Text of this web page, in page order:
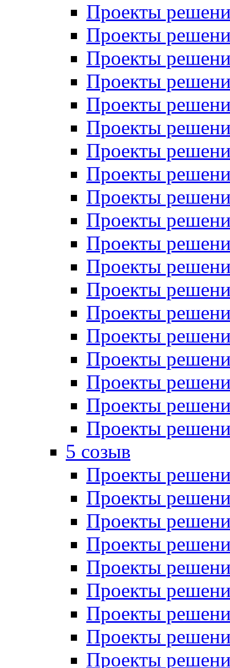
Проекты
Проекты
Проекты
Проекты
Проекты
Проекты
Проекты
Проекты
Проекты
Проекты
Проекты
Проекты
Проекты
Проекты
Проекты
Проекты
Проекты
Проекты
Проекты
5 созыв
Проекты
Проекты
Проекты
Проекты
Проекты
Проекты
Проекты
Проекты
Проекты